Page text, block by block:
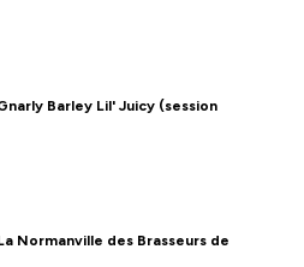
Barley Lil' Juicy (session
Normanville des Brasseurs de